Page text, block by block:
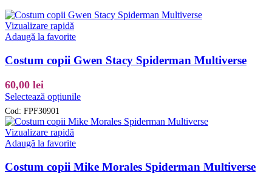
Vizualizare rapidă
Adaugă la favorite
Costum copii Gwen Stacy Spiderman Multiverse
60,00 lei
Selectează opțiunileAcest
are
mai
Opțiunile
pot
Cod: FPF30901
Vizualizare rapidă
Adaugă la favorite
Costum copii Mike Morales Spiderman Multiverse